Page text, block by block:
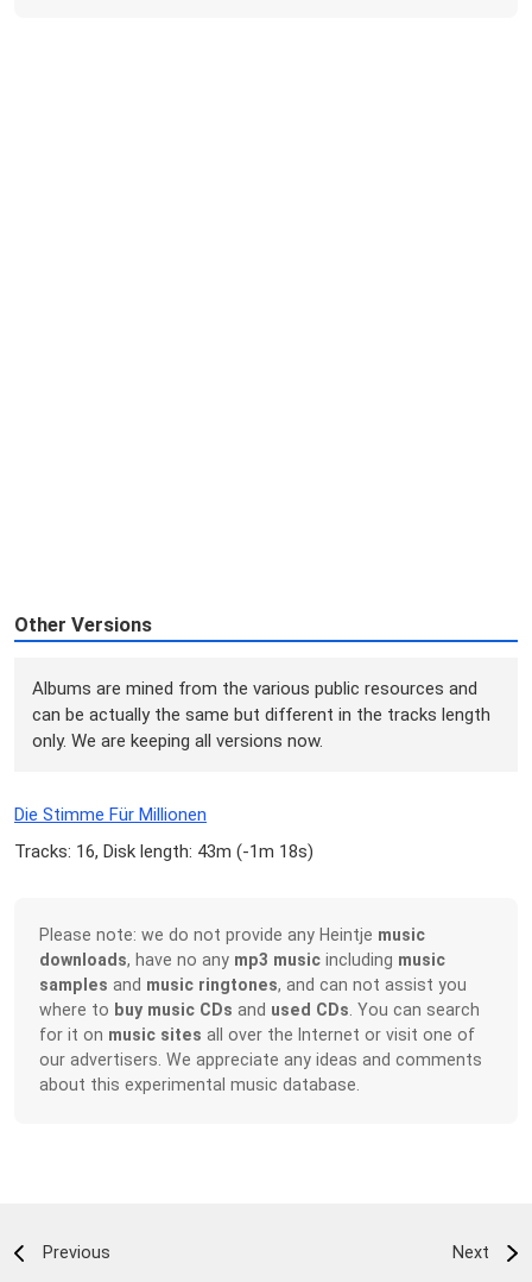
Other Versions
Albums are mined from the various public resources and
can be actually the same but different in the tracks length
only. We are keeping all versions now.
Die Stimme Für Millionen
Tracks: 16, Disk length: 43m (-1m 18s)
Please note: we do not provide any Heintje music
downloads, have no any mp3 music including music
samples and music ringtones, and can not assist you
where to buy music CDs and used CDs. You can search
for it on music sites all over the Internet or visit one of
our advertisers. We appreciate any ideas and comments
about this experimental music database.
Previous Next